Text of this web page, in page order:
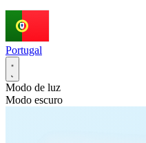
Portugal
Modo de luz
Modo escuro